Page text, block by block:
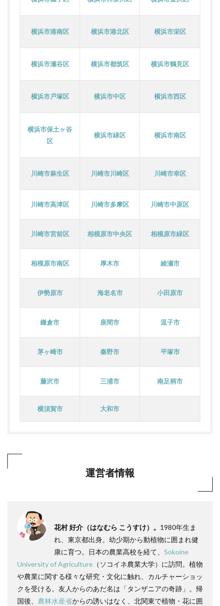
横浜市港南区 横浜市港北区 横浜市栄区
横浜市瀬谷区 横浜市都筑区 横浜市鶴見区
横浜市戸塚区 横浜市中区 横浜市西区
横浜市保土ヶ谷
区
横浜市緑区 横浜市南区
川崎市麻生区 川崎市川崎区 川崎市幸区
川崎市高津区 川崎市多摩区 川崎市中原区
川崎市宮前区 相模原市中央区 相模原市緑区
相模原市南区 厚木市 綾瀬市
伊勢原市 海老名市 小田原市
鎌倉市 座間市 逗子市
茅ヶ崎市 秦野市 平塚市
藤沢市 三浦市 南足柄市
横須賀市 大和市
運営者情報
花村 好介（はなむら こうすけ）。 1980年生ま
れ、東京都出身。幼少期から動植物に囲まれ健
康に育つ。日本の農業高校を経て、 Sokoine
University of Agriculture （ソコイネ農業大学）に訪問。植物
や農業に関する様々な研究・文化に触れ、カルチャーショッ
クを受ける。友人からのあだ名は「タンザニアの奇跡」。帰
国後、 農林水産省からの誘いはなく、北関東で植物・花に囲